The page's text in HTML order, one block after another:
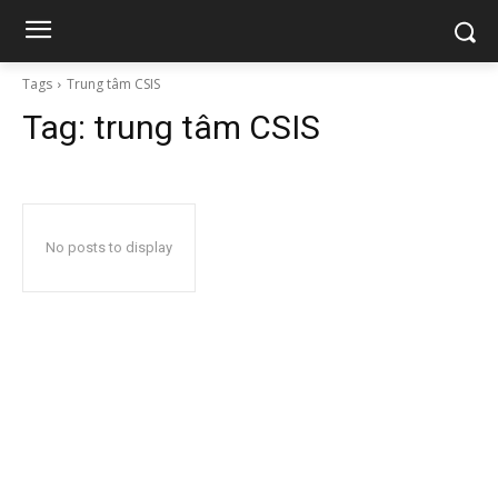
Tags Trung tâm CSIS
Tag: trung tâm CSIS
No posts to display